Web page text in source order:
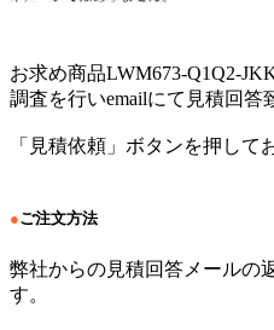
お求め商品LWM673-Q1Q2-
調査を行いemailにて見積回答
「見積依頼」ボタンを押して
●ご注文方法
弊社からの見積回答メールの
す。